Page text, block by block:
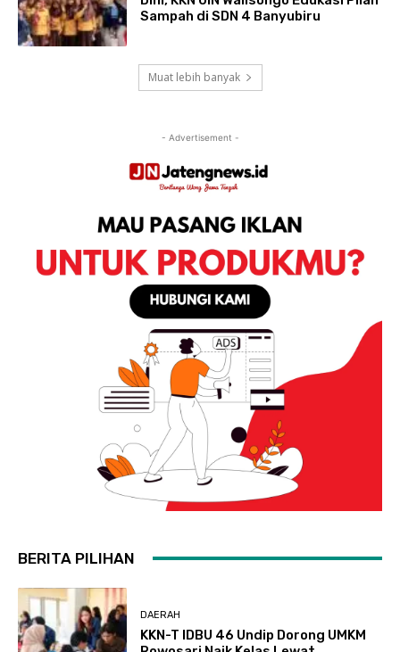
Sampah di SDN 4 Banyubiru
Muat lebih banyak
- Advertisement -
BERITA PILIHAN
DAERAH
KKN-T IDBU 46 Undip Dorong UMKM